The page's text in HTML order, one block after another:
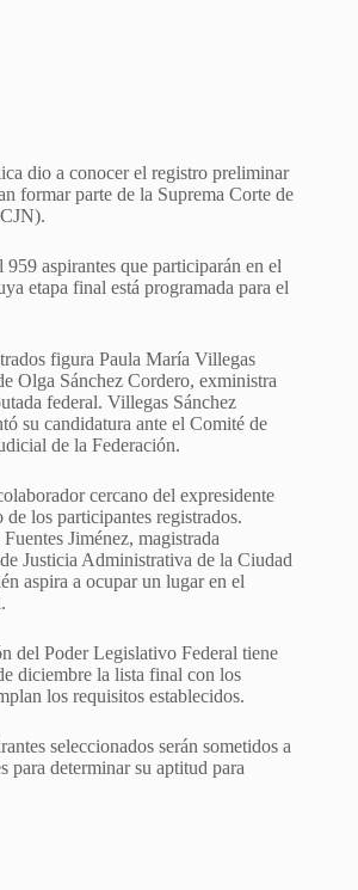
dio a conocer el registro preliminar
formar parte de la Suprema Corte de
aspirantes que participarán en el
etapa final está programada para el
figura Paula María Villegas
Olga Sánchez Cordero, exministra
federal. Villegas Sánchez
su candidatura ante el Comité de
de la Federación.
cercano del expresidente
los participantes registrados.
Jiménez, magistrada
Justicia Administrativa de la Ciudad
aspira a ocupar un lugar en el
del Poder Legislativo Federal tiene
diciembre la lista final con los
los requisitos establecidos.
seleccionados serán sometidos a
para determinar su aptitud para